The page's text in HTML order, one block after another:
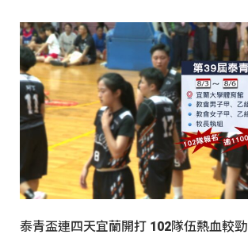
泰青盃連四天宜蘭開打 102隊伍熱血較勁